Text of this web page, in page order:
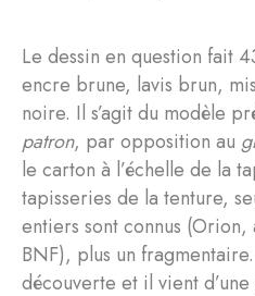
Le dessin en question fait
encre brune, lavis brun,
noire. Il s’agit du modèle
patron, par opposition au
le carton à l’échelle de la
tapisseries de la tenture,
entiers sont connus
BNF), plus un
découverte et il vient